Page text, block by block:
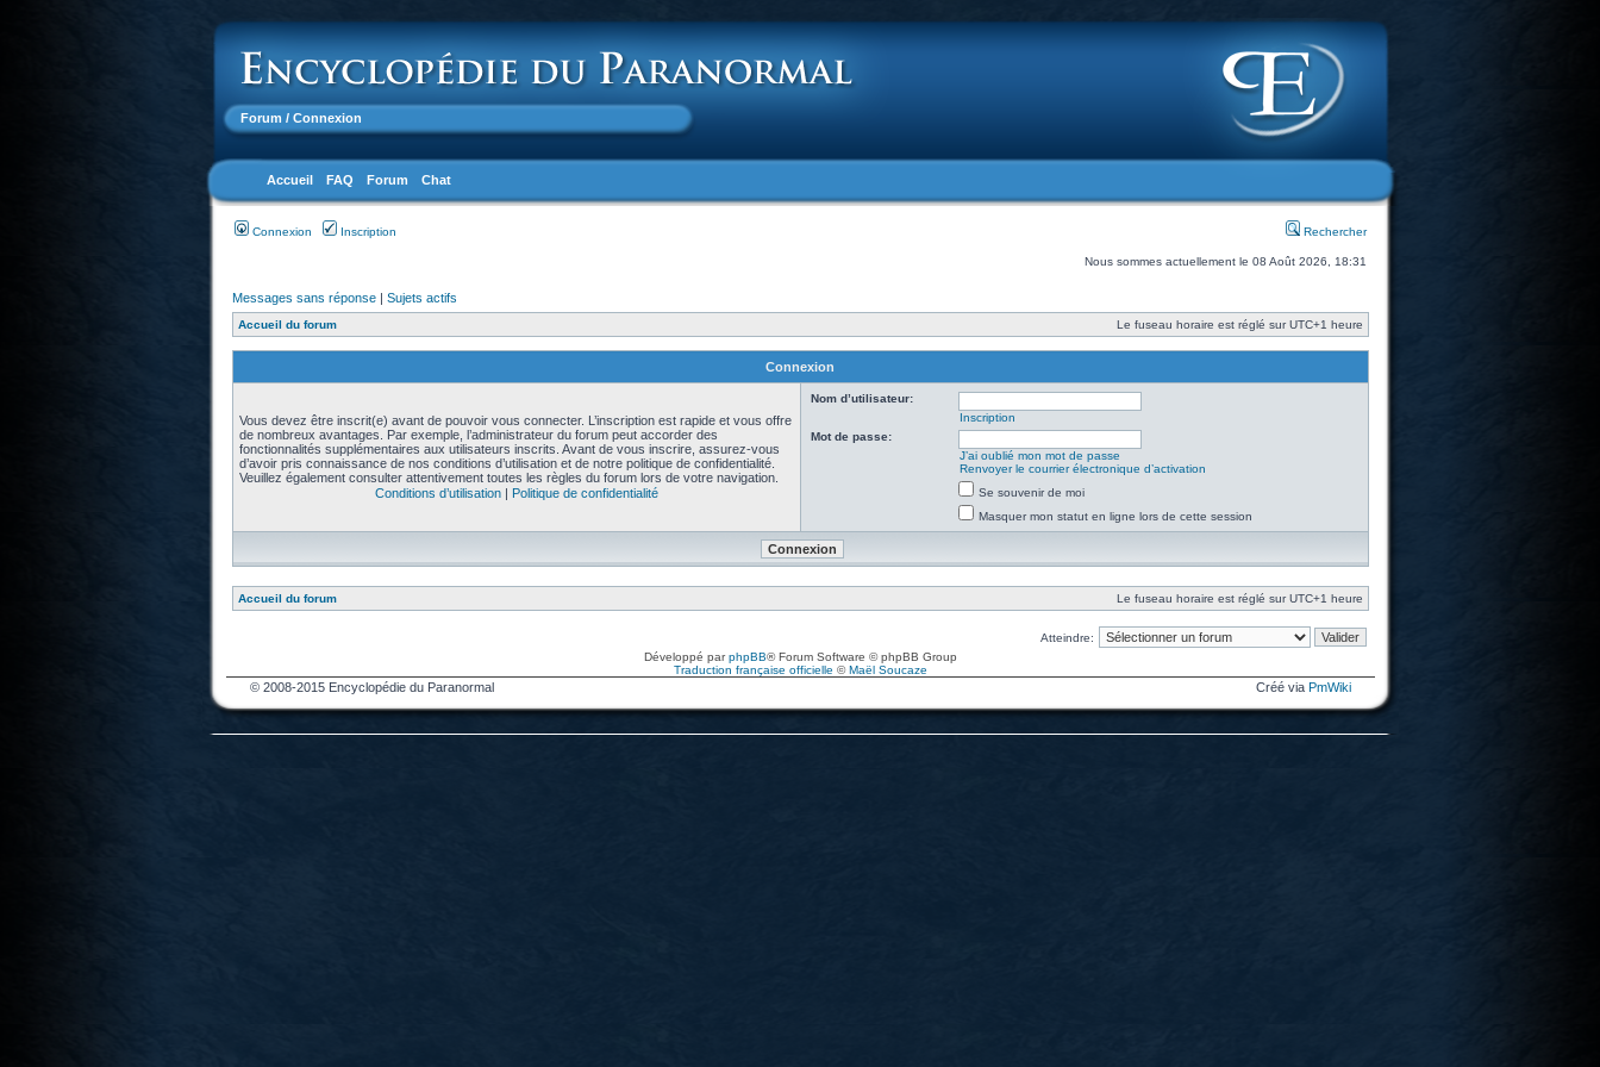
Forum / Connexion
Accueil FAQ Forum Chat
Connexion Inscription Rechercher
Nous sommes actuellement le 08 Août 2026, 18:31
Messages sans réponse| Sujets actifs
Accueil du forum Le fuseau horaire est réglé sur UTC+1 heure
Connexion
Vous devez être inscrit(e) avant de pouvoir vous connecter. L’inscription est rapide et vous offre
de nombreux avantages. Par exemple, l’administrateur du forum peut accorder des
fonctionnalités supplémentaires aux utilisateurs inscrits. Avant de vous inscrire, assurez-vous
d’avoir pris connaissance de nos conditions d’utilisation et de notre politique de confidentialité.
Veuillez également consulter attentivement toutes les règles du forum lors de votre navigation.
Conditions d’utilisation| Politique de confidentialité
Nom d’utilisateur:
Inscription
Mot de passe:
J’ai oublié mon mot de passe
Renvoyer le courrier électronique d’activation
Se souvenir de moi
Masquer mon statut en ligne lors de cette session
Accueil du forum Le fuseau horaire est réglé sur UTC+1 heure
Atteindre:
Développé parphpBB® Forum Software © phpBB Group
Traduction française officielle ©Maël Soucaze
© 2008-2015 Encyclopédie du Paranormal Créé via PmWiki